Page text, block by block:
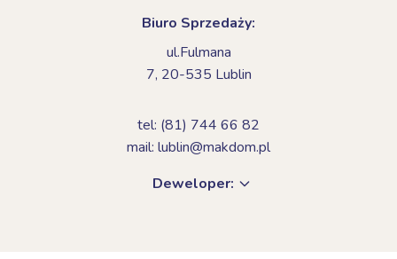
Biuro Sprzedaży:
ul.Fulmana
7, 20-535 Lublin
tel: (81) 744 66 82
mail: lublin@makdom.pl
Deweloper: